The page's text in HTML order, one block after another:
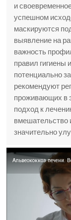
и
успешном
маскируются
выявление на
важность
правил гигиены
потенциально
рекомендуют
проживающих в
подход к
вмешательство
значительно
Альвеококкоз печени.